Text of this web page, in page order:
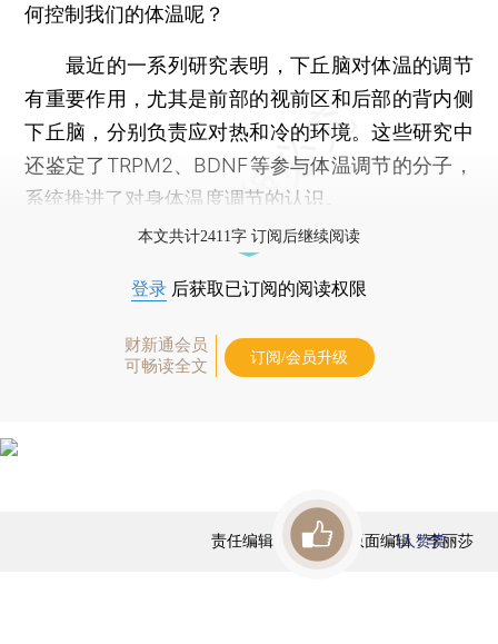
何控制我们的体温呢？
最近的一系列研究表明，下丘脑对体温的调节
有重要作用，尤其是前部的视前区和后部的背内侧
下丘脑，分别负责应对热和冷的环境。这些研究中
还鉴定了TRPM2、BDNF等参与体温调节的分子，
系统推进了对身体温度调节的认识。
本文共计2411字 订阅后继续阅读
登录 后获取已订阅的阅读权限
财新通会员
可畅读全文
订阅/会员升级
责任编辑：于达维 | 版面编辑：李丽莎
1人赞赏